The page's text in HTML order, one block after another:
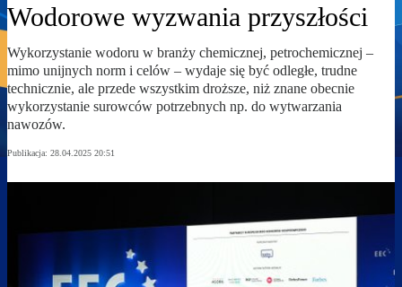
Wodorowe wyzwania przyszłości
Wykorzystanie wodoru w branży chemicznej, petrochemicznej –
mimo unijnych norm i celów – wydaje się być odległe, trudne
technicznie, ale przede wszystkim droższe, niż znane obecnie
wykorzystanie surowców potrzebnych np. do wytwarzania
nawozów.
Publikacja: 28.04.2025 20:51